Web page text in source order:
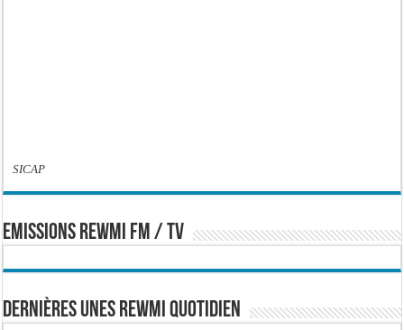
SICAP
EMISSIONS REWMI FM / TV
Dernières Unes Rewmi Quotidien